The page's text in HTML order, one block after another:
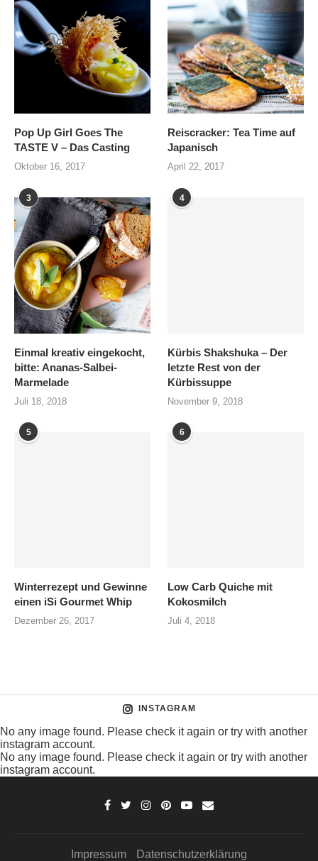
Pop Up Girl Goes The
TASTE V – Das Casting
Oktober 16, 2017
Reiscracker: Tea Time auf
Japanisch
April 22, 2017
3
Einmal kreativ eingekocht,
bitte: Ananas-Salbei-
Marmelade
Juli 18, 2018
4
Kürbis Shakshuka – Der
letzte Rest von der
Kürbissuppe
November 9, 2018
5
Winterrezept und Gewinne
einen iSi Gourmet Whip
Dezember 26, 2017
6
Low Carb Quiche mit
Kokosmilch
Juli 4, 2018
INSTAGRAM
No any image found. Please check it again or try with another
instagram account.
No any image found. Please check it again or try with another
instagram account.
Impressum Datenschutzerklärung